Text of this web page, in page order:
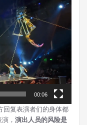
00:06
回复表演者们的身体都
， 演出人员的风险是